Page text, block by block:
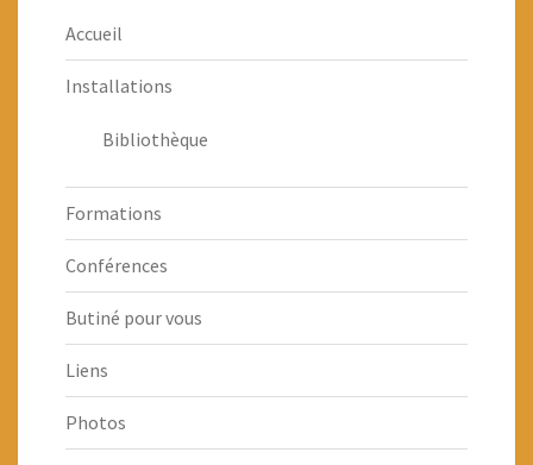
Accueil
Installations
Bibliothèque
Formations
Conférences
Butiné pour vous
Liens
Photos